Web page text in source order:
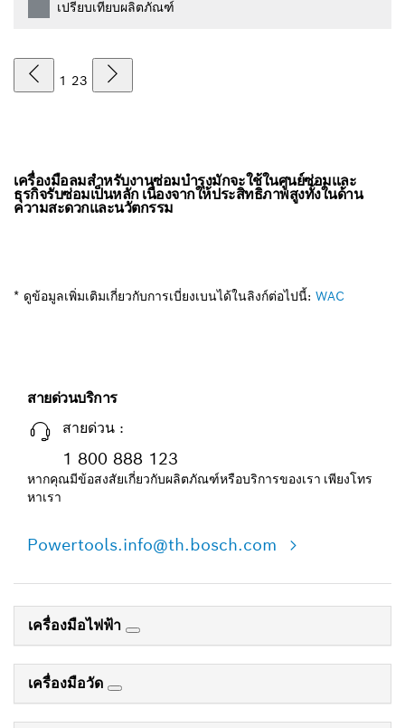
เปรียบเทียบผลิตภัณฑ์
1 23
เครื่องมือลมสำหรับงานซ่อมบำรุงมักจะใช้ในศูนย์ซ่อมและ
ธุรกิจรับซ่อมเป็นหลัก เนื่องจากให้ประสิทธิภาพสูงทั้งในด้าน
ความสะดวกและนวัตกรรม
* ดูข้อมูลเพิ่มเติมเกี่ยวกับการเบี่ยงเบนได้ในลิงก์ต่อไปนี้: WAC
สายด่วนบริการ
สายด่วน :
1 800 888 123
หากคุณมีข้อสงสัยเกี่ยวกับผลิตภัณฑ์หรือบริการของเรา เพียงโทร
หาเรา
Powertools.info@th.bosch.com
เครื่องมือไฟฟ้า
เครื่องมือวัด